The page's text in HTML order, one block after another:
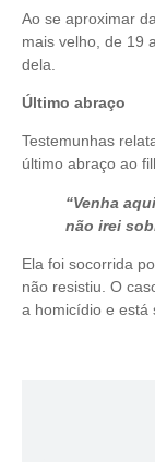
Ao se aproximar
mais velho, de 19
dela.
Último abraço
Testemunhas
último abraço ao
“Venha
não irei
Ela foi socorrida
não resistiu. O
a homicídio e está